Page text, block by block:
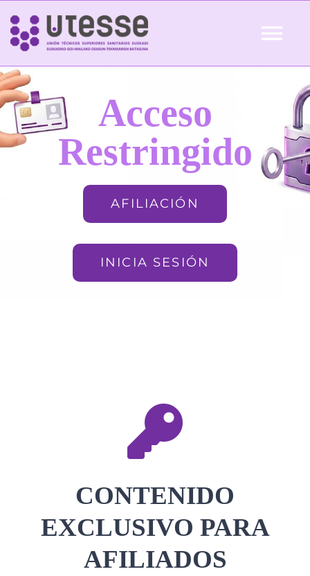
Skip
content
Inicio
QUIÉNES SOMOS Acceso
Restringido
AFILIACIÓN
INICIA SESIÓN
CONTENIDO
EXCLUSIVO PARA
AFILIADOS